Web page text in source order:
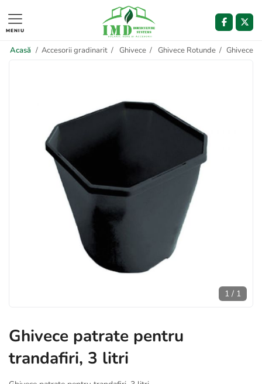
MENIU
Acasă / Accesorii gradinarit / Ghivece / Ghivece Rotunde / Ghivece
1 / 1
Ghivece patrate pentru
trandafiri, 3 litri